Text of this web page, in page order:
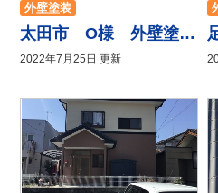
太田市 O様 外壁塗装工事
2022年7月25日 更新
外壁塗装